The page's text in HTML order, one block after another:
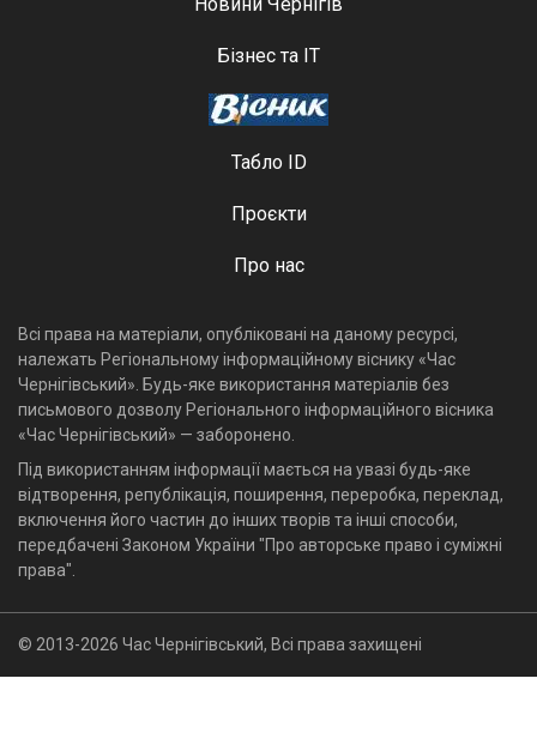
Бізнес та ІТ
Табло ID
Проєкти
Про нас
Всі права на матеріали, опубліковані на даному ресурсі,
належать Регіональному інформаційному віснику «Час
Чернігівський». Будь-яке використання матеріалів без
письмового дозволу Регіонального інформаційного вісника
«Час Чернігівський» — заборонено.
Під використанням інформації мається на увазі будь-яке
відтворення, републікація, поширення, переробка, переклад,
включення його частин до інших творів та інші способи,
передбачені Законом України "Про авторське право і суміжні
права".
© 2013-2026 Час Чернігівський, Всі права захищені